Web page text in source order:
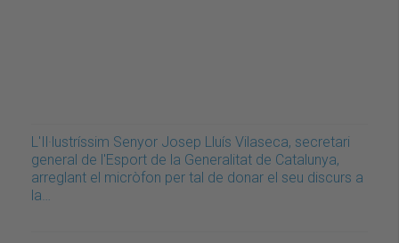
L'Il·lustríssim Senyor Josep Lluís Vilaseca, secretari
general de l'Esport de la Generalitat de Catalunya,
arreglant el micròfon per tal de donar el seu discurs a
la…